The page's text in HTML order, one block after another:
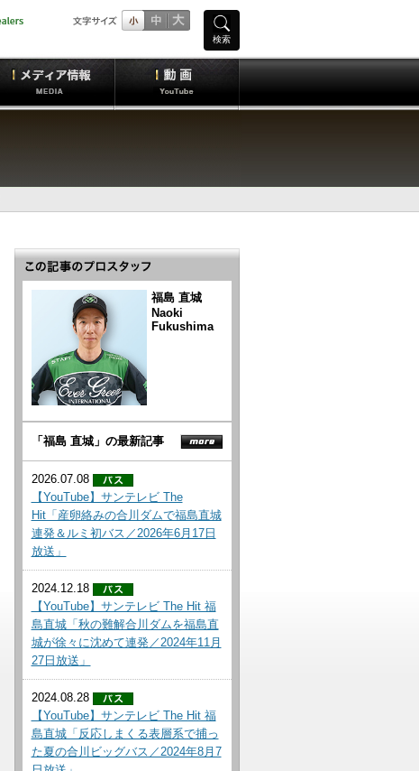
検索
福島 直城
Naoki
Fukushima
「福島 直城」の最新記事
2026.07.08
【YouTube】サンテレビ The
Hit「産卵絡みの合川ダムで福島直城
連発＆ルミ初バス／2026年6月17日
放送」
2024.12.18
【YouTube】サンテレビ The Hit 福
島直城「秋の難解合川ダムを福島直
城が徐々に沈めて連発／2024年11月
27日放送」
2024.08.28
【YouTube】サンテレビ The Hit 福
島直城「反応しまくる表層系で捕っ
た夏の合川ビッグバス／2024年8月7